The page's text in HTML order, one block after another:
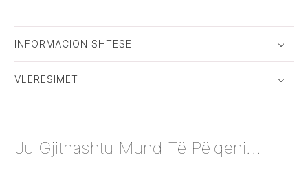
INFORMACION SHTESË
VLERËSIMET
Ju Gjithashtu Mund Të Pëlqeni...